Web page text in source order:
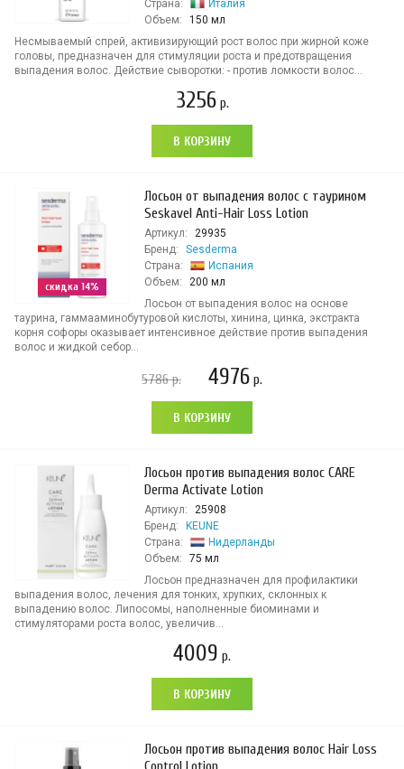
Страна:
Италия
Объем:
150 мл
Несмываемый спрей, активизирующий рост волос при жирной коже
головы, предназначен для стимуляции роста и предотвращения
выпадения волос. Действие сыворотки: - против ломкости волос...
3256р.
В КОРЗИНУ
скидка 14%
Лосьон от выпадения волос с таурином
Seskavel Anti-Hair Loss Lotion
Артикул:
29935
Бренд:
Sesderma
Страна:
Испания
Объем:
200 мл
Лосьон от выпадения волос на основе
таурина, гаммааминобутуровой кислоты, хинина, цинка, экстракта
корня софоры оказывает интенсивное действие против выпадения
волос и жидкой себор...
5786р. 4976 р.
В КОРЗИНУ
Лосьон против выпадения волос CARE
Derma Activate Lotion
Артикул:
25908
Бренд:
KEUNE
Страна:
Нидерланды
Объем:
75 мл
Лосьон предназначен для профилактики
выпадения волос, лечения для тонких, хрупких, склонных к
выпадению волос. Липосомы, наполненные биоминами и
стимуляторами роста волос, увеличив...
4009 р.
В КОРЗИНУ
Лосьон против выпадения волос Hair Loss